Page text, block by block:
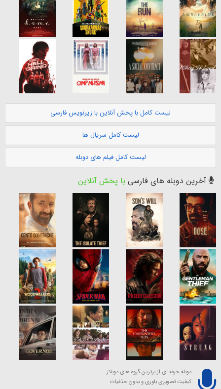
لیست کامل با پخش آنلاین با زیرنویس فارسی
لیست کامل سریال ها
لیست کامل فیلم های دوبله
آخرین دوبله های فارسی با پخش آنلاین
دوبله حرفه ای از برترین گروه های دوبلاژ
کیفیت تصویری بلوری و بدون حذفیات